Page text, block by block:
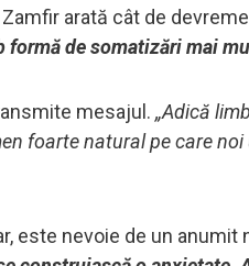
arată cât de
de somatizări mai
mesajul. „Adică
foarte natural pe care
este nevoie de un anumit